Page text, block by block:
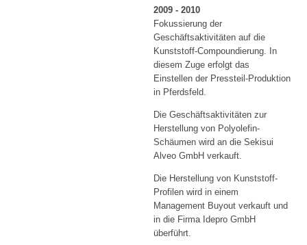
2009 - 2010
Fokussierung der
Geschäftsaktivitäten auf die
Kunststoff-Compoundierung. In
diesem Zuge erfolgt das
Einstellen der Pressteil-Produktion
in Pferdsfeld.
Die Geschäftsaktivitäten zur
Herstellung von Polyolefin-
Schäumen wird an die Sekisui
Alveo GmbH verkauft.
Die Herstellung von Kunststoff-
Profilen wird in einem
Management Buyout verkauft und
in die Firma Idepro GmbH
überführt.